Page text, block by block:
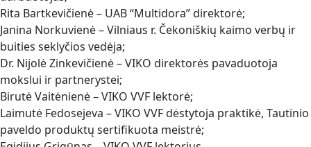
Rita Bartkevičienė – UAB “Multidora” direktorė;
Janina Norkuvienė – Vilniaus r. Čekoniškių kaimo verbų ir
buities seklyčios vedėja;
Dr. Nijolė Zinkevičienė – VIKO direktorės pavaduotoja
mokslui ir partnerystei;
Birutė Vaitėnienė – VIKO VVF lektorė;
Laimutė Fedosejeva – VIKO VVF dėstytoja praktikė, Tautinio
paveldo produktų sertifikuota meistrė;